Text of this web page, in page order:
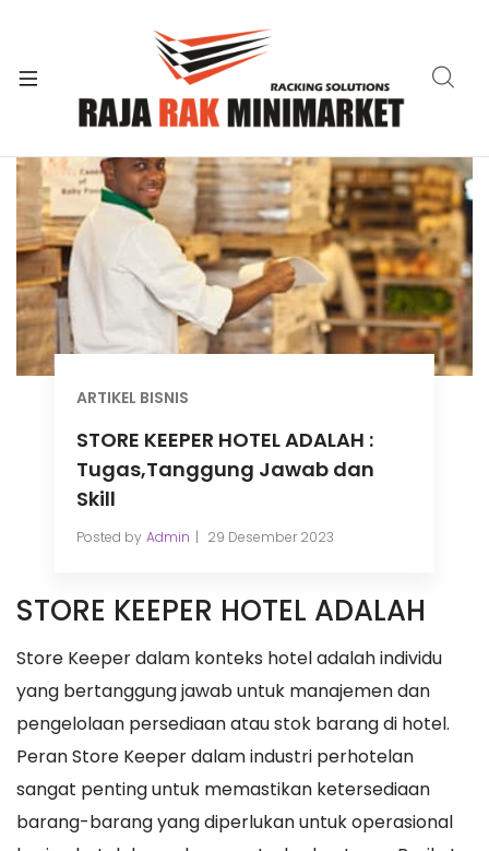
ARTIKEL BISNIS
STORE KEEPER HOTEL ADALAH :
Tugas,Tanggung Jawab dan
Skill
Posted by Admin 29 Desember 2023
STORE KEEPER HOTEL ADALAH
Store Keeper dalam konteks hotel adalah individu
yang bertanggung jawab untuk manajemen dan
pengelolaan persediaan atau stok barang di hotel.
Peran Store Keeper dalam industri perhotelan
sangat penting untuk memastikan ketersediaan
barang-barang yang diperlukan untuk operasional